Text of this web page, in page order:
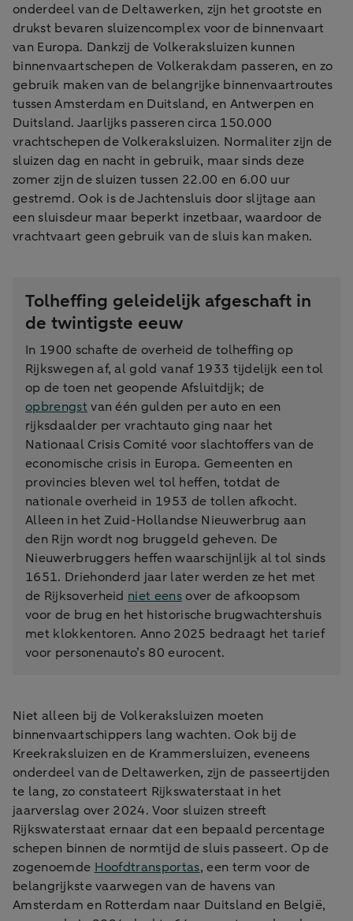
onderdeel van de Deltawerken, zijn het grootste en
drukst bevaren sluizencomplex voor de binnenvaart
van Europa. Dankzij de Volkeraksluizen kunnen
binnenvaartschepen de Volkerakdam passeren, en zo
gebruik maken van de belangrijke binnenvaartroutes
tussen Amsterdam en Duitsland, en Antwerpen en
Duitsland. Jaarlijks passeren circa 150.000
vrachtschepen de Volkeraksluizen. Normaliter zijn de
sluizen dag en nacht in gebruik, maar sinds deze
zomer zijn de sluizen tussen 22.00 en 6.00 uur
gestremd. Ook is de Jachtensluis door slijtage aan
een sluisdeur maar beperkt inzetbaar, waardoor de
vrachtvaart geen gebruik van de sluis kan maken.
Tolheffing geleidelijk afgeschaft in
de twintigste eeuw
In 1900 schafte de overheid de tolheffing op
Rijkswegen af, al gold vanaf 1933 tijdelijk een tol
op de toen net geopende Afsluitdijk; de
opbrengst van één gulden per auto en een
rijksdaalder per vrachtauto ging naar het
Nationaal Crisis Comité voor slachtoffers van de
economische crisis in Europa. Gemeenten en
provincies bleven wel tol heffen, totdat de
nationale overheid in 1953 de tollen afkocht.
Alleen in het Zuid-Hollandse Nieuwerbrug aan
den Rijn wordt nog bruggeld geheven. De
Nieuwerbruggers heffen waarschijnlijk al tol sinds
1651. Driehonderd jaar later werden ze het met
de Rijksoverheid niet eensover de afkoopsom
voor de brug en het historische brugwachtershuis
met klokkentoren. Anno 2025 bedraagt het tarief
voor personenauto’s 80 eurocent.
Niet alleen bij de Volkeraksluizen moeten
binnenvaartschippers lang wachten. Ook bij de
Kreekraksluizen en de Krammersluizen, eveneens
onderdeel van de Deltawerken, zijn de passeertijden
te lang, zo constateert Rijkswaterstaat in het
jaarverslag over 2024. Voor sluizen streeft
Rijkswaterstaat ernaar dat een bepaald percentage
schepen binnen de normtijd de sluis passeert. Op de
zogenoemde Hoofdtransportas, een term voor de
belangrijkste vaarwegen van de havens van
Amsterdam en Rotterdam naar Duitsland en België,